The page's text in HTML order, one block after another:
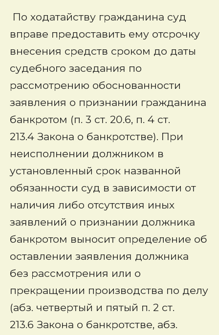
По ходатайству гражданина суд
вправе предоставить ему отсрочку
внесения средств сроком до даты
судебного заседания по
рассмотрению обоснованности
заявления о признании гражданина
банкротом (п. 3 ст. 20.6, п. 4 ст.
213.4 Закона о банкротстве). При
неисполнении должником в
установленный срок названной
обязанности суд в зависимости от
наличия либо отсутствия иных
заявлений о признании должника
банкротом выносит определение об
оставлении заявления должника
без рассмотрения или о
прекращении производства по делу
(абз. четвертый и пятый п. 2 ст.
213.6 Закона о банкротстве, абз.